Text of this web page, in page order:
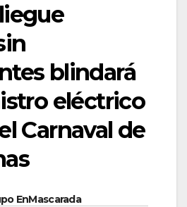
blindará
eléctrico
Carnaval de
EnMascarada